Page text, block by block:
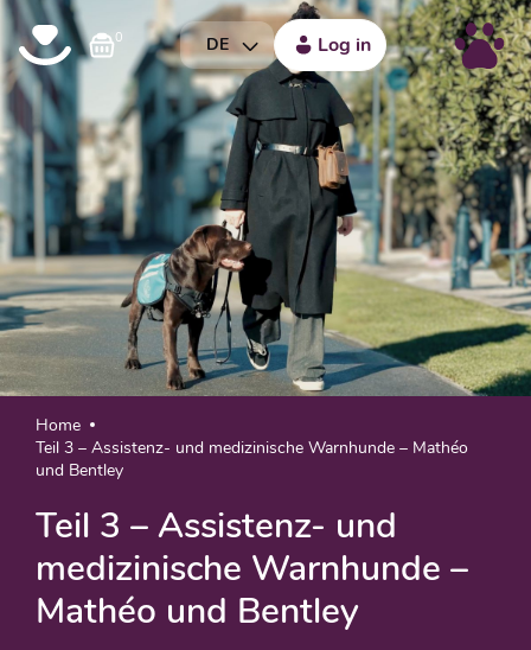
0 DE Log in
Home
Teil 3 – Assistenz- und medizinische Warnhunde – Mathéo
und Bentley
Teil 3 – Assistenz- und
medizinische Warnhunde –
Mathéo und Bentley